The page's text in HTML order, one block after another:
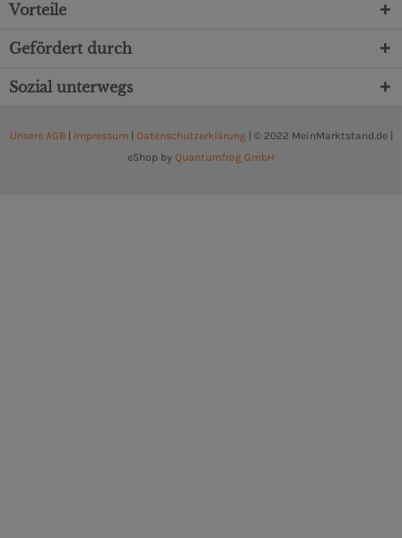
Vorteile
Gefördert durch
Sozial unterwegs
Unsere AGB| Impressum Datenschutzerklärung| © 2022 MeinMarktstand.de |
eShop by Quantumfrog GmbH